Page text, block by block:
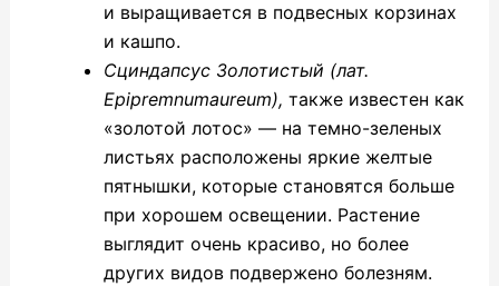
и выращивается в подвесных корзинах
и кашпо.
Сциндапсус Золотистый (лат.
Epipremnumaureum), также известен как
«золотой лотос» — на темно-зеленых
листьях расположены яркие желтые
пятнышки, которые становятся больше
при хорошем освещении. Растение
выглядит очень красиво, но более
других видов подвержено болезням.